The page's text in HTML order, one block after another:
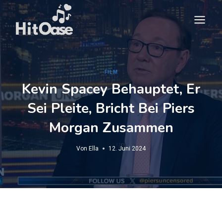
Zum
springen
FILM
Kevin Spacey Behauptet, Er
Sei Pleite, Bricht Bei Piers
Morgan Zusammen
Von Ella 12. Juni 2024